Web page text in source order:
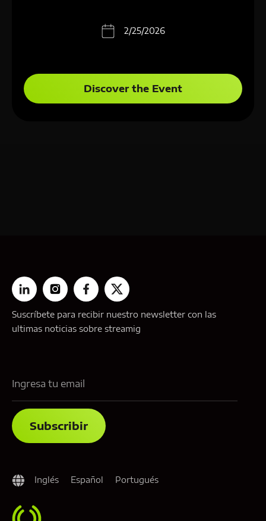
2/25/2026
Discover the Event
Suscríbete para recibir nuestro newsletter con las
ultimas noticias sobre streamig
Inglés Español Portugués